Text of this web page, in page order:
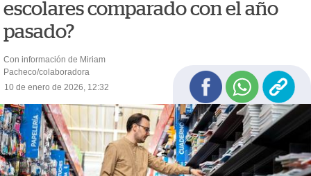
escolares comparado con el año
pasado?
Con información de Miriam
Pacheco/colaboradora
10 de enero de 2026, 12:32